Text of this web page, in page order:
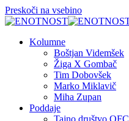
Preskoči na vsebino
Kolumne
Boštjan Videmšek
Žiga X Gombač
Tim Dobovšek
Marko Miklavič
Miha Zupan
Poddaje
Tajno društvo OFC